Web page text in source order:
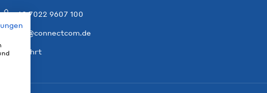
+49 7022 9607 100
info@connectcom.de
Anfahrt